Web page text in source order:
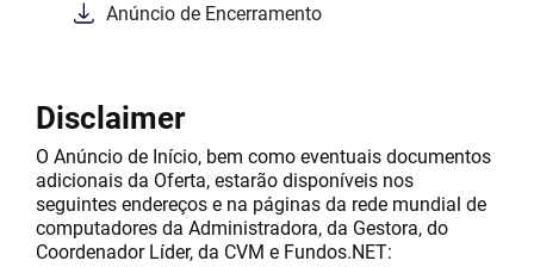
Anúncio de Encerramento
Disclaimer
O Anúncio de Início, bem como eventuais documentos
adicionais da Oferta, estarão disponíveis nos
seguintes endereços e na páginas da rede mundial de
computadores da Administradora, da Gestora, do
Coordenador Líder, da CVM e Fundos.NET: